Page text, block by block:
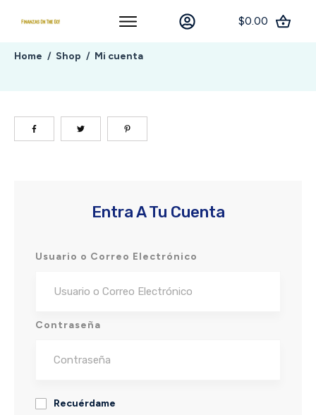
$0.00
Home / Shop / Mi cuenta
Entra A Tu Cuenta
Usuario o Correo Electrónico
Contraseña
Recuérdame